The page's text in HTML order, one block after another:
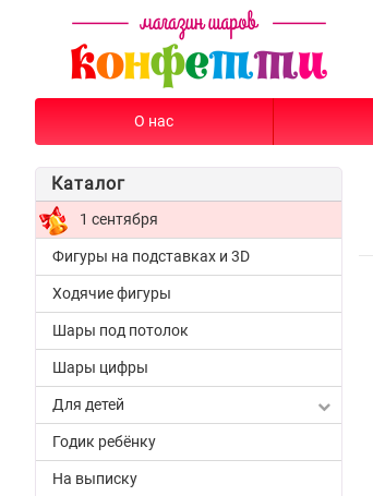
О нас
Каталог
1 сентября
Фигуры на подставках и 3D
Ходячие фигуры
Шары под потолок
Шары цифры
Для детей
Годик ребёнку
На выписку